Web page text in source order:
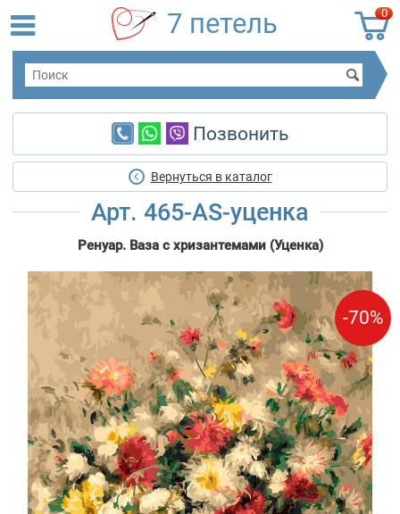
0
7 петель
Позвонить
Вернуться в каталог
Арт. 465-AS-уценка
Ренуар. Ваза с хризантемами (Уценка)
-70%